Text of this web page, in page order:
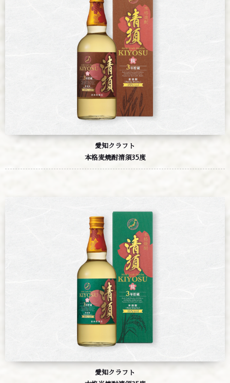
愛知クラフト
本格麦焼酎清須35度
愛知クラフト